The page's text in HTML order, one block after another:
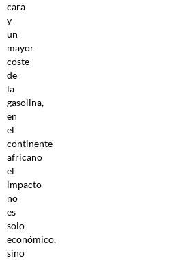
cara
y
un
mayor
coste
de
la
gasolina,
en
el
continente
africano
el
impacto
no
es
solo
económico,
sino